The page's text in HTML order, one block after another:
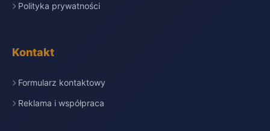
Polityka prywatności
Kontakt
Formularz kontaktowy
Reklama i współpraca